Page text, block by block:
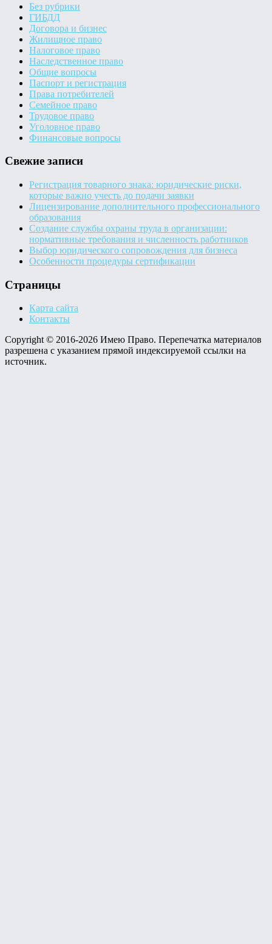
Без рубрики
ГИБДД
Договора и бизнес
Жилищное право
Налоговое право
Наследственное право
Общие вопросы
Паспорт и регистрация
Права потребителей
Семейное право
Трудовое право
Уголовное право
Финансовые вопросы
Свежие записи
Регистрация товарного знака: юридические риски,
которые важно учесть до подачи заявки
Лицензирование дополнительного профессионального
образования
Создание службы охраны труда в организации:
нормативные требования и численность работников
Выбор юридического сопровождения для бизнеса
Особенности процедуры сертификации
Страницы
Карта сайта
Контакты
Copyright © 2016-2026 Имею Право. Перепечатка материалов
разрешена с указанием прямой индексируемой ссылки на
источник.